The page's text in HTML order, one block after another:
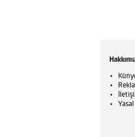
Yasal